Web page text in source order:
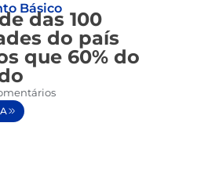
Básico
das 100
do país
que 60% do